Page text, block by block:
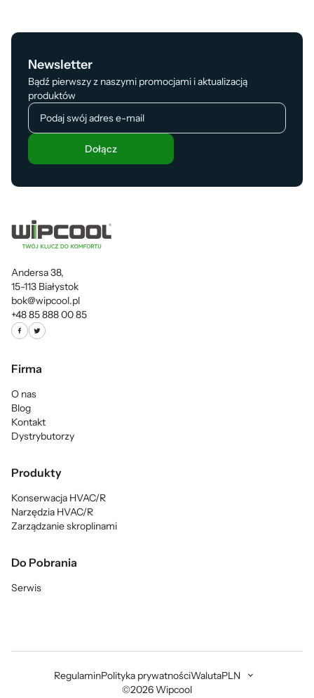
Newsletter
Bądź pierwszy z naszymi promocjami i aktualizacją
produktów
Dołącz
Andersa 38,
15-113 Białystok
bok@wipcool.pl
+48 85 888 00 85
Firma
O nas
Blog
Kontakt
Dystrybutorzy
Produkty
Konserwacja HVAC/R
Narzędzia HVAC/R
Zarządzanie skroplinami
Do Pobrania
Serwis
©2026 Wipcool
RegulaminPolityka prywatnościWalutaPLN